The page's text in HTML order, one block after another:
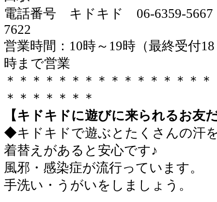
電話番号 キドキド 06-6359-
7622
営業時間：10時～19時（最終受付
時まで営業
＊＊＊＊＊＊＊＊＊＊＊＊＊＊＊
＊＊＊＊＊＊＊
【キドキドに遊びに来られるお友
◆キドキドで遊ぶとたくさんの汗
着替えがあると安心です♪
風邪・感染症が流行っています。
手洗い・うがいをしましょう。